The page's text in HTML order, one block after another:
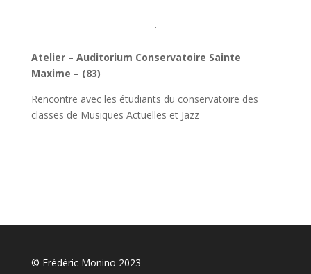
Atelier – Auditorium Conservatoire Sainte
Maxime – (83)
Rencontre avec les étudiants du conservatoire des
classes de Musiques Actuelles et Jazz
© Frédéric Monino 2023